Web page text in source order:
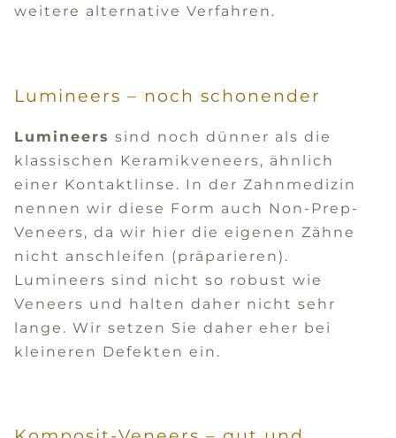
weitere alternative Verfahren.
Lumineers – noch schonender
Lumineers sind noch dünner als die
klassischen Keramikveneers, ähnlich
einer Kontaktlinse. In der Zahnmedizin
nennen wir diese Form auch Non-Prep-
Veneers, da wir hier die eigenen Zähne
nicht anschleifen (präparieren).
Lumineers sind nicht so robust wie
Veneers und halten daher nicht sehr
lange. Wir setzen Sie daher eher bei
kleineren Defekten ein.